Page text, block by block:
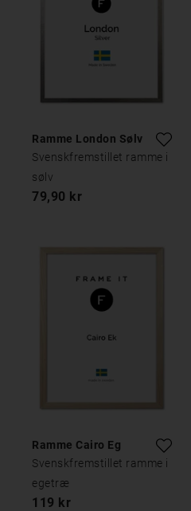
Ramme London Sølv
Svenskfremstillet ramme i
sølv
79,90 kr
Ramme Cairo Eg
Svenskfremstillet ramme i
egetræ
119 kr